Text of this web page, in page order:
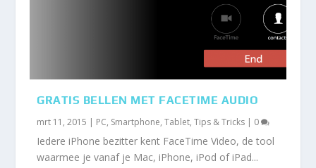
GRATIS BELLEN MET FACETIME AUDIO
mrt 11, 2015 | PC, Smartphone,Tablet,Tips & Tricks | 0
Iedere iPhone bezitter kent FaceTime Video, de tool
waarmee je vanaf je Mac, iPhone, iPod of iPad...